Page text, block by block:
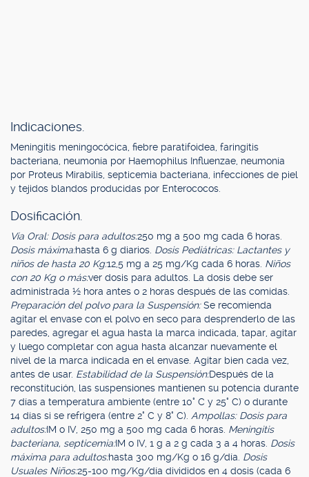
Indicaciones.
Meningitis meningocócica, fiebre paratifoidea, faringitis
bacteriana, neumonía por Haemophilus Influenzae, neumonía
por Proteus Mirabilis, septicemia bacteriana, infecciones de piel
y tejidos blandos producidas por Enterococos.
Dosificación.
Vía Oral: Dosis para adultos:250 mg a 500 mg cada 6 horas.
Dosis máxima:hasta 6 g diarios. Dosis Pediátricas: Lactantes y
niños de hasta 20 Kg:12,5 mg a 25 mg/Kg cada 6 horas. Niños
con 20 Kg o más:ver dosis para adultos. La dosis debe ser
administrada ½ hora antes o 2 horas después de las comidas.
Preparación del polvo para la Suspensión:Se recomienda
agitar el envase con el polvo en seco para desprenderlo de las
paredes, agregar el agua hasta la marca indicada, tapar, agitar
y luego completar con agua hasta alcanzar nuevamente el
nivel de la marca indicada en el envase. Agitar bien cada vez,
antes de usar. Estabilidad de la Suspensión:Después de la
reconstitución, las suspensiones mantienen su potencia durante
7 días a temperatura ambiente (entre 10° C y 25° C) o durante
14 días si se refrigera (entre 2° C y 8° C). Ampollas: Dosis para
adultos:IM o IV, 250 mg a 500 mg cada 6 horas. Meningitis
bacteriana, septicemia:IM o IV, 1 g a 2 g cada 3 a 4 horas. Dosis
máxima para adultos:hasta 300 mg/Kg o 16 g/día. Dosis
Usuales Niños:25-100 mg/Kg/día divididos en 4 dosis (cada 6